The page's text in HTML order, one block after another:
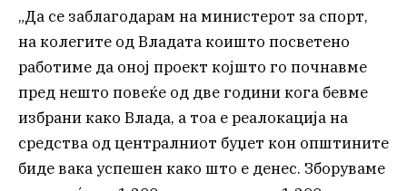
„Да се заблагодарам на министерот за спорт,
на колегите од Владата коишто посветено
работиме да оној проект којшто го почнавме
пред нешто повеќе од две години кога бевме
избрани како Влада, а тоа е реалокација на
средства од централниот буџет кон општините
биде вака успешен како што е денес. Зборуваме